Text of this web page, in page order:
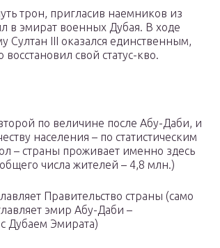
трон, пригласив наемников из
в эмират военных Дубая. В ходе
Султан III оказался единственным,
свой статус-кво.
по величине после Абу-Даби, и
населения – по статистическим
– страны проживает именно здесь
числа жителей – 4,8 млн.)
Правительство страны (само
эмир Абу-Даби –
Дубаем Эмирата)